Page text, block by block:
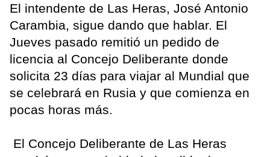
El intendente de Las Heras, José Antonio
Carambia, sigue dando que hablar. El
Jueves pasado remitió un pedido de
licencia al Concejo Deliberante donde
solicita 23 días para viajar al Mundial que
se celebrará en Rusia y que comienza en
pocas horas más.
El Concejo Deliberante de Las Heras